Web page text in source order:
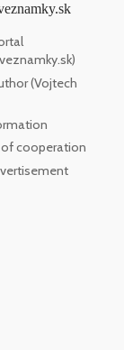
(Vojtech
cooperation